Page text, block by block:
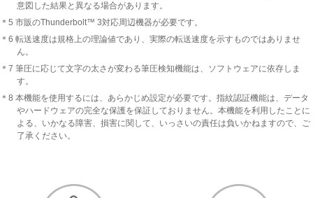
意図した結果と異なる場合があります。
＊5 市販のThunderbolt™ 3対応周辺機器が必要です。
＊6 転送速度は規格上の理論値であり、実際の転送速度を示すものではありませ
ん。
＊7 筆圧に応じて文字の太さが変わる筆圧検知機能は、ソフトウェアに依存しま
す。
＊8 本機能を使用するには、あらかじめ設定が必要です。指紋認証機能は、データ
やハードウェアの完全な保護を保証しておりません。本機能を利用したことに
よる、いかなる障害、損害に関して、いっさいの責任は負いかねますので、ご
了承ください。